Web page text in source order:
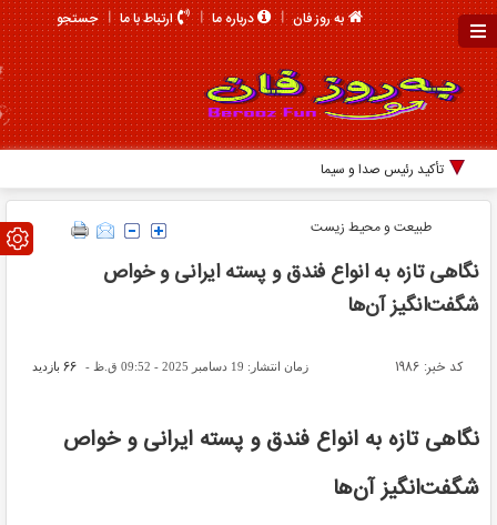
به روز فان درباره ما ارتباط با ما جستجو
تأکید رئیس صدا و سیما بر نقش خبرنگاران در روایت
طبیعت و محیط زیست
نگاهی تازه به انواع فندق و پسته ایرانی و خواص
شگفت‌انگیز آن‌ها
کد خبر: 1986 زمان انتشار: 19 دسامبر 2025 - 09:52 ق.ظ - 66 بازدید
نگاهی تازه به انواع فندق و پسته ایرانی و خواص
شگفت‌انگیز آن‌ها